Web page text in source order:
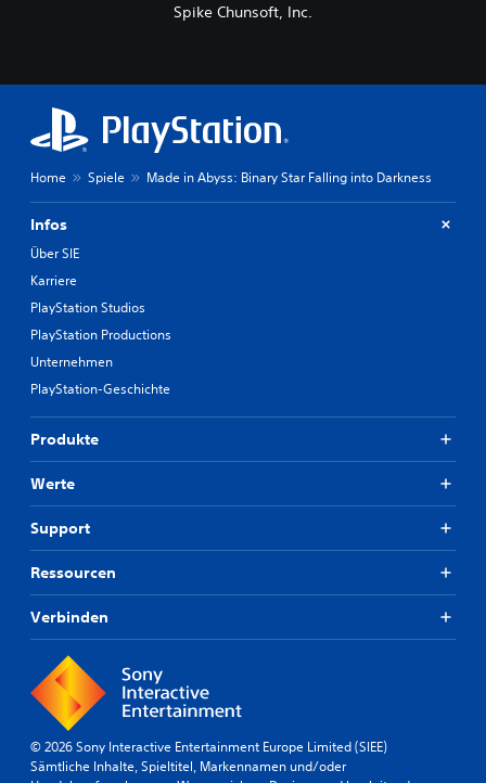
Spike Chunsoft, Inc.
Home Spiele Made in Abyss: Binary Star Falling into Darkness
Infos
Über SIE
Karriere
PlayStation Studios
PlayStation Productions
Unternehmen
PlayStation-Geschichte
Produkte
Werte
Support
Ressourcen
Verbinden
© 2026 Sony Interactive Entertainment Europe Limited (SIEE)
Sämtliche Inhalte, Spieltitel, Markennamen und/oder